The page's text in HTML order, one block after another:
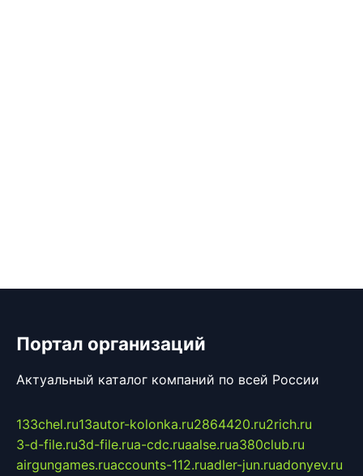
Портал организаций
Актуальный каталог компаний по всей России
133chel.ru13autor-kolonka.ru2864420.ru2rich.ru
3-d-file.ru3d-file.rua-cdc.ruaalse.rua380club.ru
airgungames.ruaccounts-112.ruadler-jun.ruadonyev.ru